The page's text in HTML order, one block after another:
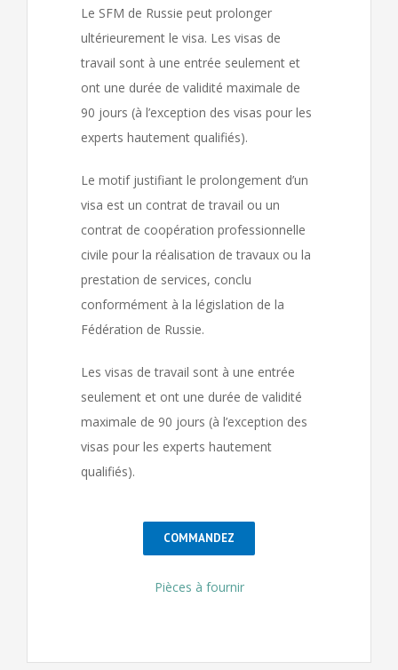
Le SFM de Russie peut prolonger
ultérieurement le visa. Les visas de
travail sont à une entrée seulement et
ont une durée de validité maximale de
90 jours (à l’exception des visas pour les
experts hautement qualifiés).
Le motif justifiant le prolongement d’un
visa est un contrat de travail ou un
contrat de coopération professionnelle
civile pour la réalisation de travaux ou la
prestation de services, conclu
conformément à la législation de la
Fédération de Russie.
Les visas de travail sont à une entrée
seulement et ont une durée de validité
maximale de 90 jours (à l’exception des
visas pour les experts hautement
qualifiés).
COMMANDEZ
Pièces à fournir